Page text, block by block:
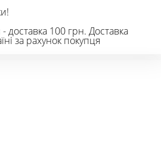
доставка 100 грн. Доставка
за рахунок покупця